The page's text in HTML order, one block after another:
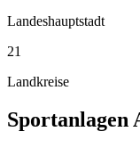
Landeshauptstadt
21
Landkreise
Sportanlagen